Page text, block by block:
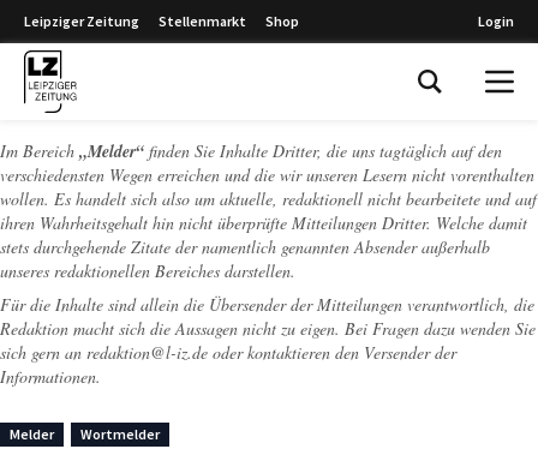
Leipziger Zeitung Stellenmarkt Shop Login
Im Bereich „Melder“ finden Sie Inhalte Dritter, die uns tagtäglich auf den
verschiedensten Wegen erreichen und die wir unseren Lesern nicht vorenthalten
wollen. Es handelt sich also um aktuelle, redaktionell nicht bearbeitete und auf
ihren Wahrheitsgehalt hin nicht überprüfte Mitteilungen Dritter. Welche damit
stets durchgehende Zitate der namentlich genannten Absender außerhalb
unseres redaktionellen Bereiches darstellen.
Für die Inhalte sind allein die Übersender der Mitteilungen verantwortlich, die
Redaktion macht sich die Aussagen nicht zu eigen. Bei Fragen dazu wenden Sie
sich gern an redaktion@l-iz.de oder kontaktieren den Versender der
Informationen.
Melder Wortmelder